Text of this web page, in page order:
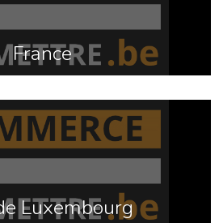
France
Luxembourg